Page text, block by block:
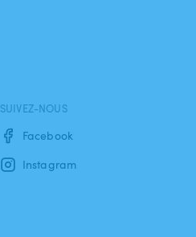
SUIVEZ-NOUS
Facebook
Instagram